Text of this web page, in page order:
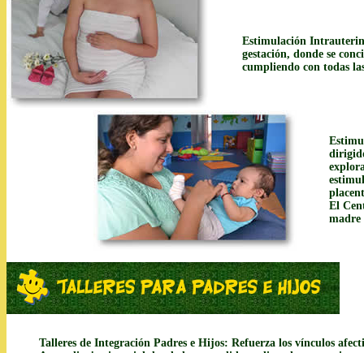
Estimulación
gestación, donde se
cumpliendo con todas
El
madre
Talleres de Integración Padres e Hijos: Refuerza los vínculos